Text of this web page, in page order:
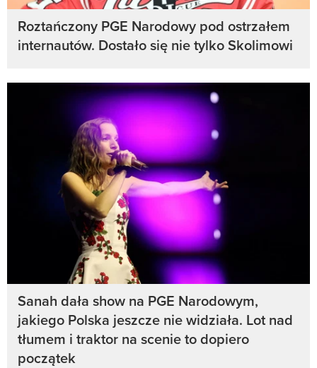
Roztańczony PGE Narodowy pod ostrzałem
internautów. Dostało się nie tylko Skolimowi
Sanah dała show na PGE Narodowym,
jakiego Polska jeszcze nie widziała. Lot nad
tłumem i traktor na scenie to dopiero
początek